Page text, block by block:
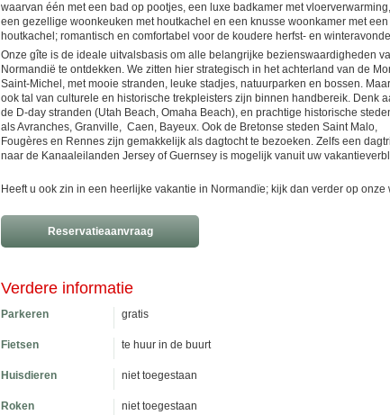
waarvan één met een bad op pootjes, een luxe badkamer met vloerverwarming,
een gezellige woonkeuken met houtkachel en een knusse woonkamer met een
houtkachel; romantisch en comfortabel voor de koudere herfst- en
Onze gîte is de ideale uitvalsbasis om alle belangrijke bezienswaardigheden
Normandië te ontdekken. We zitten hier strategisch in het achterland van de
Saint-Michel, met mooie stranden, leuke stadjes, natuurparken en bossen. Maar
ook tal van culturele en historische trekpleisters zijn binnen handbereik. Denk
de D-day stranden (Utah Beach, Omaha Beach), en prachtige historische
als Avranches, Granville, Caen, Bayeux. Ook de Bretonse steden Saint Malo,
Fougères en Rennes zijn gemakkelijk als dagtocht te bezoeken. Zelfs een
naar de Kanaaleilanden Jersey of Guernsey is mogelijk vanuit uw
Heeft u ook zin in een heerlijke vakantie in Normandïe; kijk dan verder op
Reservatieaanvraag
Verdere informatie
Parkeren gratis
Fietsen te huur in de buurt
Huisdieren niet toegestaan
Roken niet toegestaan